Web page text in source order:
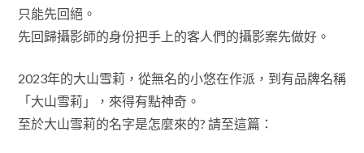
只能先回絕。
先回歸攝影師的身份把手上的客人們的攝影案先做好。
2023年的大山雪莉，從無名的小悠在作派，到有品牌名稱
「大山雪莉」，來得有點神奇。
至於大山雪莉的名字是怎麼來的? 請至這篇：